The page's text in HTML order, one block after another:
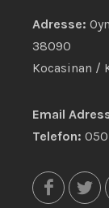
Adresse:
38090
Kocasinan /
Email
Telefon: